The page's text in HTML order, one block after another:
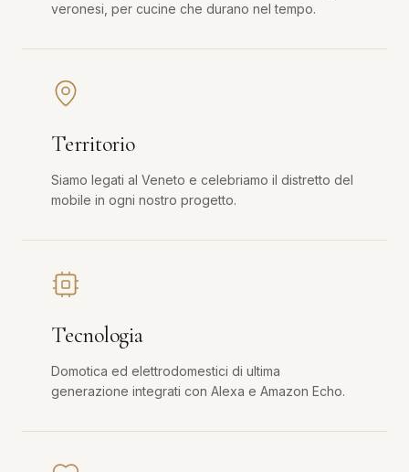
veronesi, per cucine che durano nel tempo.
Territorio
Siamo legati al Veneto e celebriamo il distretto del
mobile in ogni nostro progetto.
Tecnologia
Domotica ed elettrodomestici di ultima
generazione integrati con Alexa e Amazon Echo.